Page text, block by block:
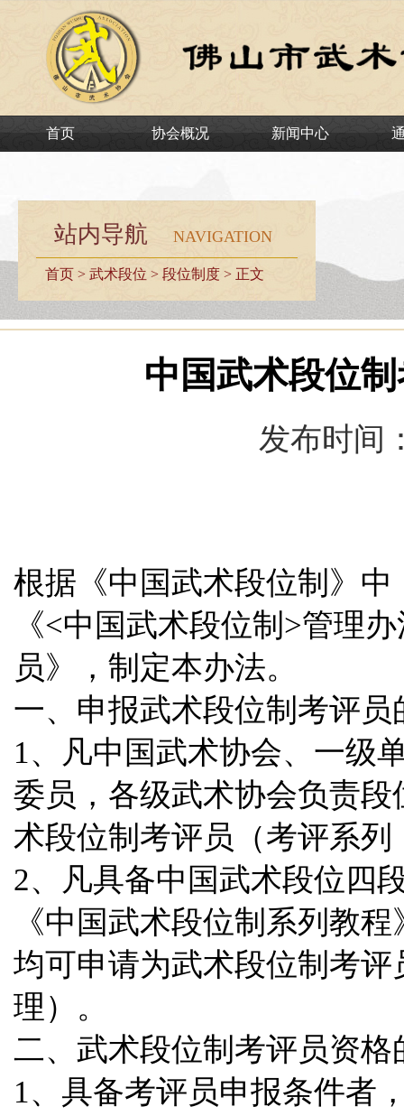
首页 协会概况 新闻中心
站内导航 NAVIGATION
首页 > 武术段位 > 段位制度 > 正文
中国武术段位
发布时间
根据《中国武术段位制》
《<中国武术段位制>管理
员》，制定本办法。
一、申报武术段位制考评员
1、凡中国武术协会、一级
委员，各级武术协会负责
术段位制考评员（考评系列
2、凡具备中国武术段位四
《中国武术段位制系列教
均可申请为武术段位制考
理）。
二、武术段位制考评员资格
1、具备考评员申报条件者